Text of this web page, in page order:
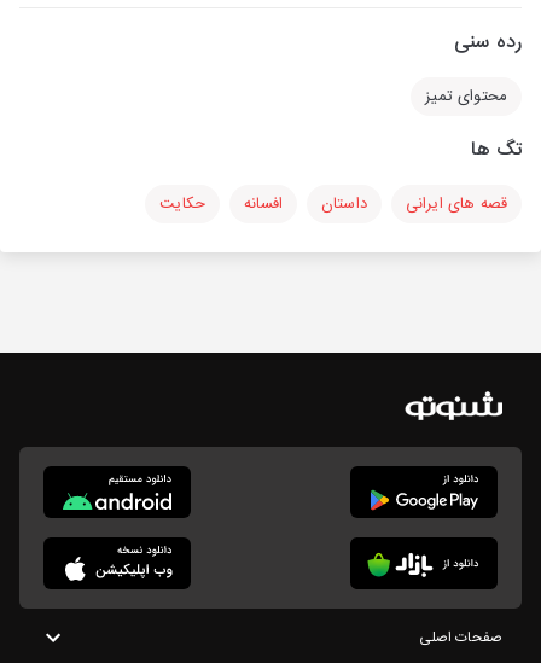
رده سنی
محتوای تمیز
تگ ها
قصه های ایرانی داستان افسانه حکایت
صفحات اصلی